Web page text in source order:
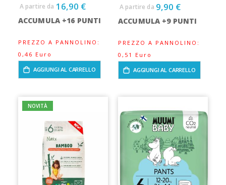
A partire da 16,90 €
ACCUMULA +16 PUNTI
PREZZO A PANNOLINO:
0,46 Euro
AGGIUNGI AL CARRELLO
A partire da 9,90 €
ACCUMULA +9 PUNTI
PREZZO A PANNOLINO:
0,51 Euro
AGGIUNGI AL CARRELLO
NOVITÀ